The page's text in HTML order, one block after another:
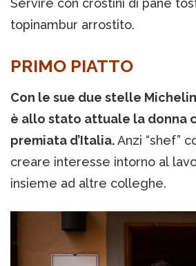
topinambur arrostito.
PRIMO PIATTO
Con le sue due stelle
è allo stato attuale la donna
premiata d’Italia.Anzi “shef”
creare interesse intorno al
insieme ad altre colleghe.